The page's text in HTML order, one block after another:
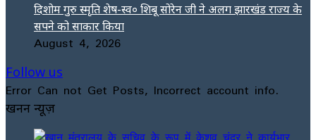
दिशोम गुरु स्मृति शेष-स्व० शिबू सोरेन जी ने अलग झारखंड राज्य के
सपने को साकार किया
August 4, 2026
Follow us
Error Can not Get Posts, Incorrect account info.
खनन न्यूज़